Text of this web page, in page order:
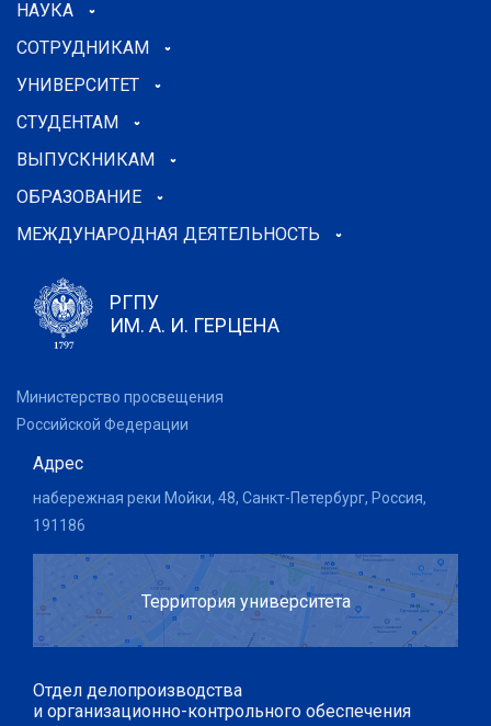
НАУКА
СОТРУДНИКАМ
УНИВЕРСИТЕТ
СТУДЕНТАМ
ВЫПУСКНИКАМ
ОБРАЗОВАНИЕ
МЕЖДУНАРОДНАЯ ДЕЯТЕЛЬНОСТЬ
РГПУ
ИМ. А. И. ГЕРЦЕНА
Министерство просвещения
Российской Федерации
Адрес
набережная реки Мойки, 48, Санкт-Петербург, Россия,
191186
Территория университета
Отдел делопроизводства
и организационно-контрольного обеспечения